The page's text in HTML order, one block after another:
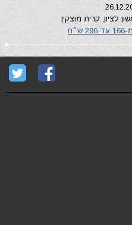
לציון, קרית מוצקין
מ-166 עד 296 ש״ח